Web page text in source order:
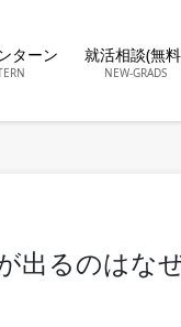
ターン 就活相談(無
NEW-GRADS
出るのはな